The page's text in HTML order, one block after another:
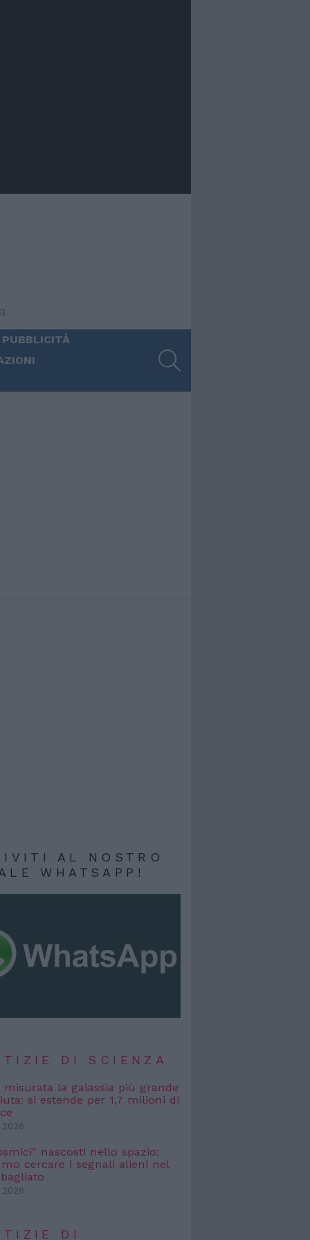
AL NOSTRO
WHATSAPP!
DI SCIENZA
misurata la galassia più grande
si estende per 1,7 milioni di
nascosti nello spazio:
cercare i segnali alieni nel
DI